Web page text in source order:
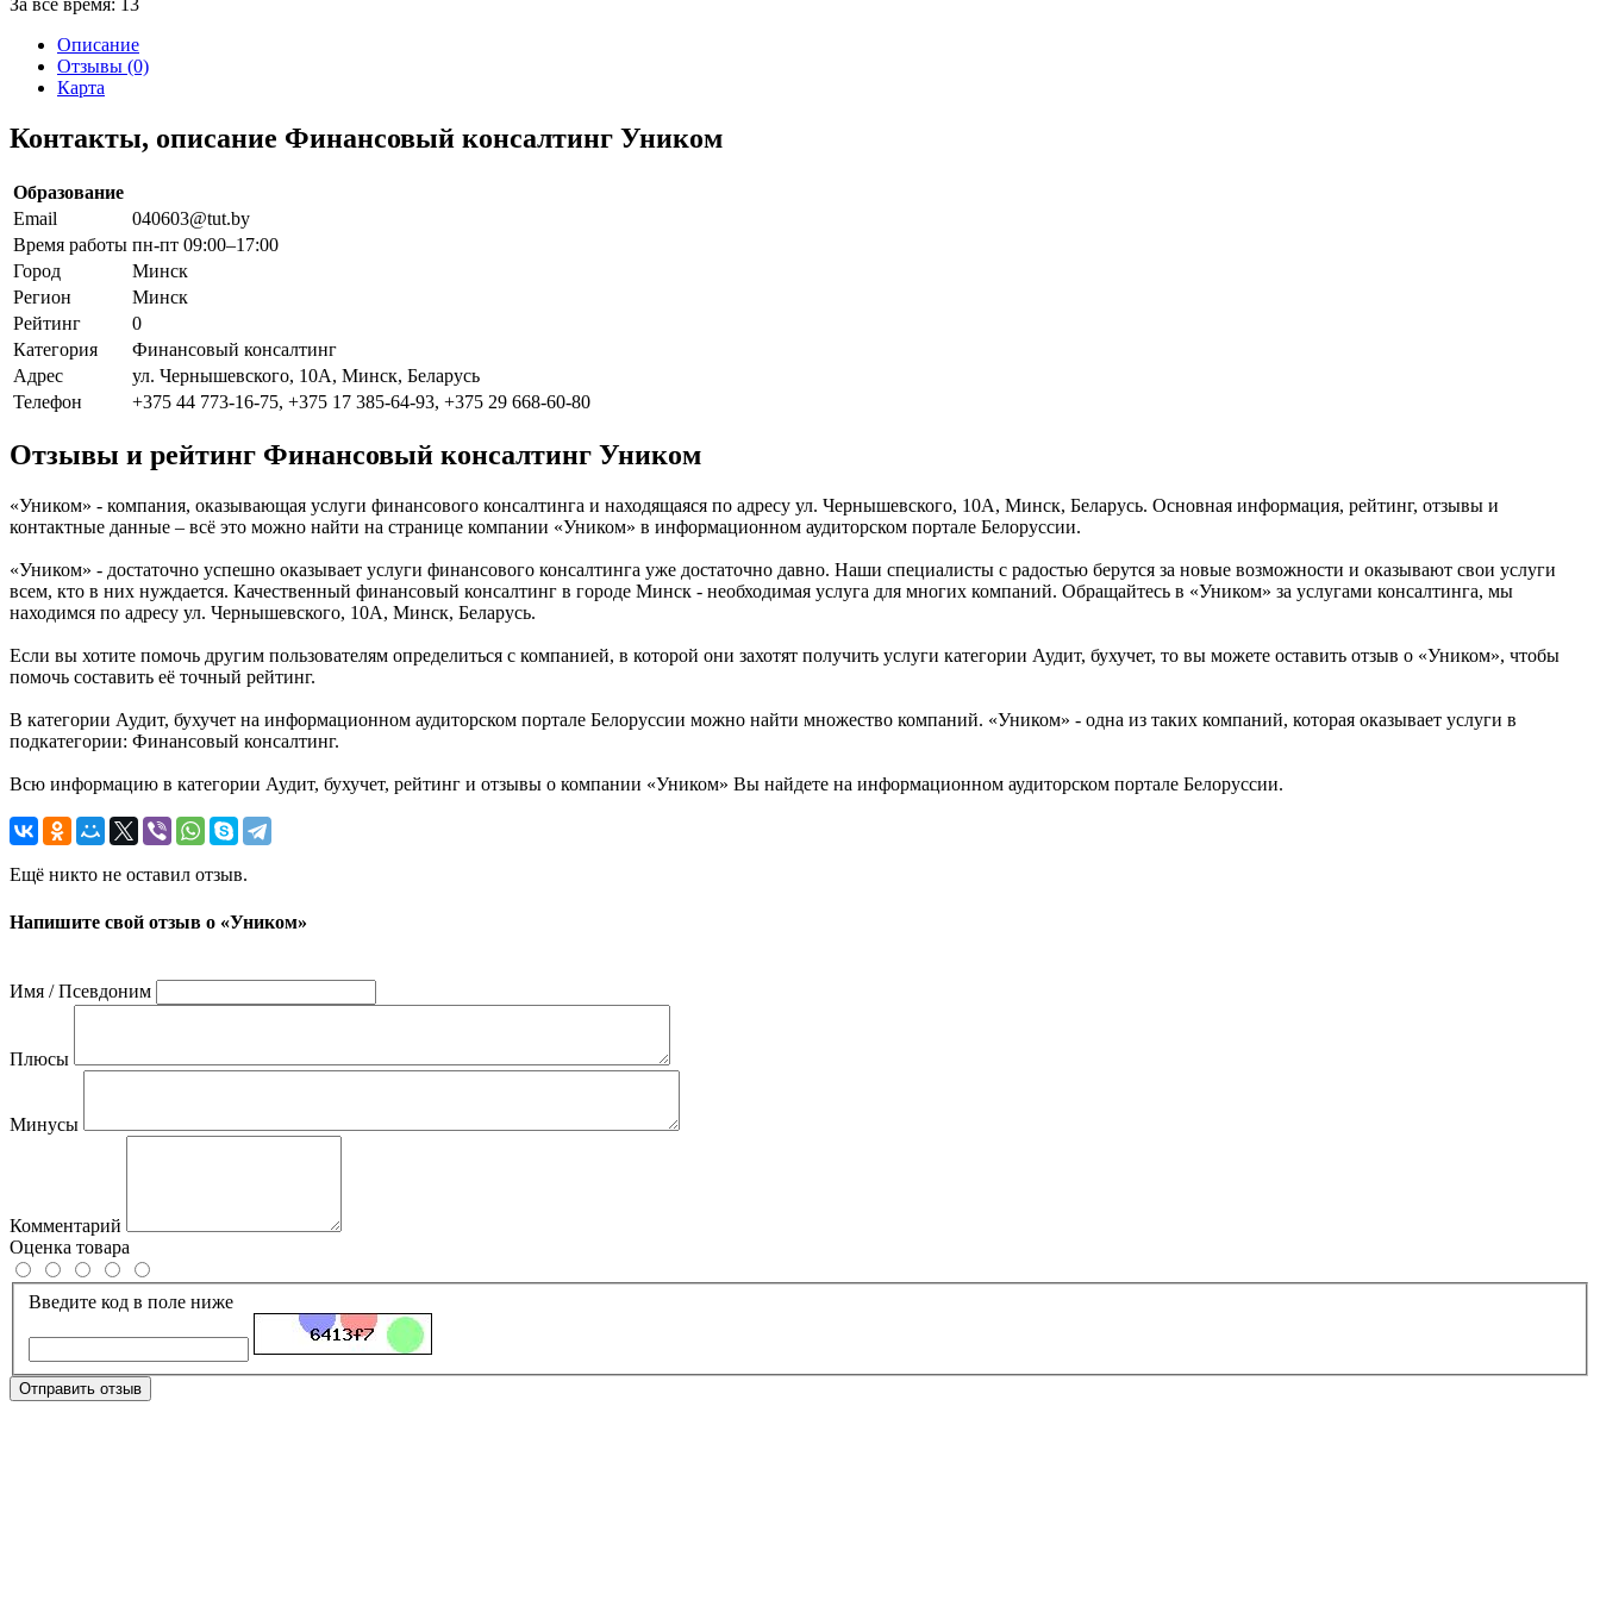
Описание
Отзывы (0)
Карта
Контакты, описание Финансовый консалтинг Уником
Образование
Email
040603@tut.by
Время работы пн-пт 09:00–17:00
Город
Минск
Регион
Минск
Рейтинг
0
Категория
Финансовый консалтинг
Адрес
ул. Чернышевского, 10А, Минск, Беларусь
Телефон
+375 44 773-16-75, +375 17 385-64-93, +375 29 668-60-80
Отзывы и рейтинг Финансовый консалтинг Уником
«Уником» - компания, оказывающая услуги финансового консалтинга и находящаяся по адресу ул. Чернышевского, 10А, Минск, Беларусь. Основная информация, рейтинг, отзывы и
контактные данные – всё это можно найти на странице компании «Уником» в информационном аудиторском портале Белоруссии.
«Уником» - достаточно успешно оказывает услуги финансового консалтинга уже достаточно давно. Наши специалисты с радостью берутся за новые возможности и оказывают свои услуги
всем, кто в них нуждается. Качественный финансовый консалтинг в городе Минск - необходимая услуга для многих компаний. Обращайтесь в «Уником» за услугами консалтинга, мы
находимся по адресу ул. Чернышевского, 10А, Минск, Беларусь.
Если вы хотите помочь другим пользователям определиться с компанией, в которой они захотят получить услуги категории Аудит, бухучет, то вы можете оставить отзыв о «Уником», чтобы
помочь составить её точный рейтинг.
В категории Аудит, бухучет на информационном аудиторском портале Белоруссии можно найти множество компаний. «Уником» - одна из таких компаний, которая оказывает услуги в
подкатегории: Финансовый консалтинг.
Всю информацию в категории Аудит, бухучет, рейтинг и отзывы о компании «Уником» Вы найдете на информационном аудиторском портале Белоруссии.
Ещё никто не оставил отзыв.
Напишите свой отзыв о «Уником»
Имя / Псевдоним
Плюсы
Минусы
Комментарий
Оценка товара
Введите код в поле ниже
Отправить отзыв